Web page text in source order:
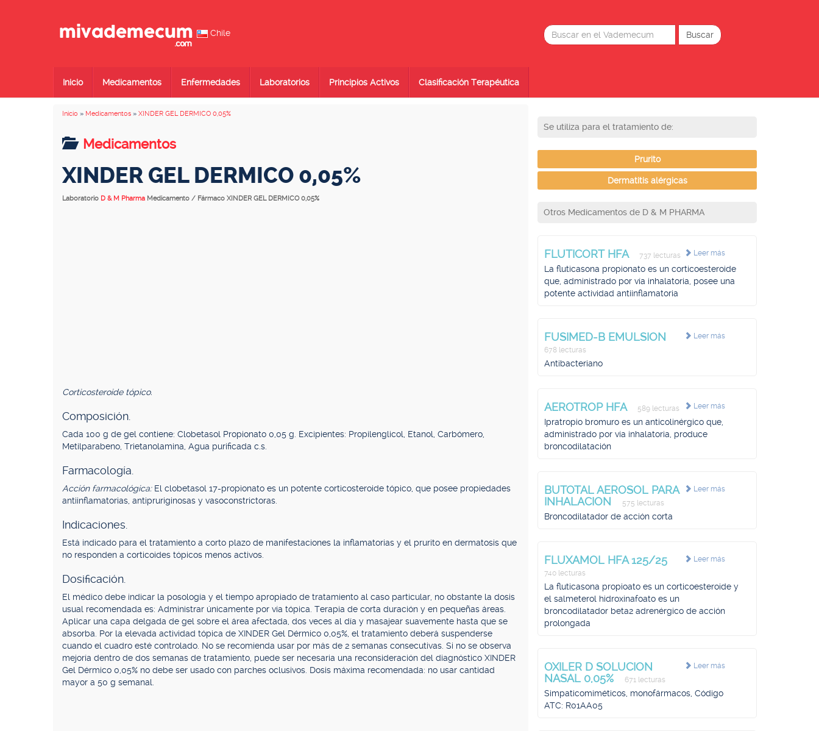
Chile
Inicio Medicamentos Enfermedades Laboratorios Principios Activos Clasificación Terapéutica
Inicio » Medicamentos » XINDER GEL DERMICO 0,05%
Medicamentos
XINDER GEL DERMICO 0,05%
Laboratorio D & M Pharma Medicamento / Fármaco XINDER GEL DERMICO 0,05%
Corticosteroide tópico.
Composición.
Cada 100 g de gel contiene: Clobetasol Propionato 0,05 g. Excipientes: Propilenglicol, Etanol, Carbómero,
Metilparabeno, Trietanolamina, Agua purificada c.s.
Farmacología.
Acción farmacológica: El clobetasol 17-propionato es un potente corticosteroide tópico, que posee propiedades
antiinflamatorias, antipruriginosas y vasoconstrictoras.
Indicaciones.
Está indicado para el tratamiento a corto plazo de manifestaciones la inflamatorias y el prurito en dermatosis que
no responden a corticoides tópicos menos activos.
Dosificación.
El médico debe indicar la posología y el tiempo apropiado de tratamiento al caso particular, no obstante la dosis
usual recomendada es: Administrar únicamente por vía tópica. Terapia de corta duración y en pequeñas áreas.
Aplicar una capa delgada de gel sobre el área afectada, dos veces al día y masajear suavemente hasta que se
absorba. Por la elevada actividad tópica de XINDER Gel Dérmico 0,05%, el tratamiento deberá suspenderse
cuando el cuadro esté controlado. No se recomienda usar por más de 2 semanas consecutivas. Si no se observa
mejoría dentro de dos semanas de tratamiento, puede ser necesaria una reconsideración del diagnóstico XINDER
Gel Dérmico 0,05% no debe ser usado con parches oclusivos. Dosis máxima recomendada: no usar cantidad
mayor a 50 g semanal.
Se utiliza para el tratamiento de:
Prurito
Dermatitis alérgicas
Otros Medicamentos de D & M PHARMA
Leer más
FLUTICORT HFA 737 lecturas
La fluticasona propionato es un corticoesteroide
que, administrado por vía inhalatoria, posee una
potente actividad antiinflamatoria
Leer más
FUSIMED-B EMULSION
678 lecturas
Antibacteriano
Leer más
AEROTROP HFA 589 lecturas
Ipratropio bromuro es un anticolinérgico que,
administrado por vía inhalatoria, produce
broncodilatación
Leer más
BUTOTAL AEROSOL PARA
INHALACION
575 lecturas
Broncodilatador de acción corta
Leer más
FLUXAMOL HFA 125/25
740 lecturas
La fluticasona propioato es un corticoesteroide y
el salmeterol hidroxinafoato es un
broncodilatador beta2 adrenérgico de acción
prolongada
Leer más
OXILER D SOLUCION
NASAL 0,05%
671 lecturas
Simpaticomiméticos, monofármacos, Código
ATC: R01AA05